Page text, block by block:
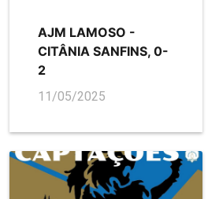
AJM LAMOSO -
CITÂNIA SANFINS, 0-
2
11/05/2025